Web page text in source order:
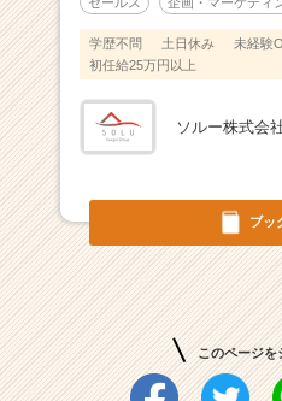
真
っ
中
急
ベ
ン
ブッ
学歴不問 土日休み 未経験
初任給25万円以上
ソルー株式会
このページを